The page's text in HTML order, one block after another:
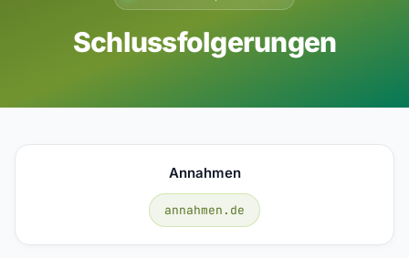
Schlussfolgerungen
Annahmen
annahmen.de